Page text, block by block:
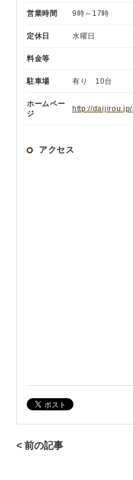
営業時間 9時～17時
定休日 水曜日
料金等
駐車場 有り 10台
ホームペー
ジ
http://daijirou.jp/
アクセス
< 前の記事